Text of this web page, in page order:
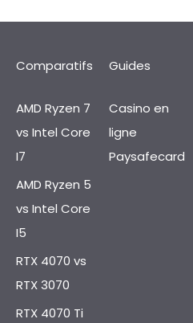
Comparatifs
AMD Ryzen 7
vs Intel Core
I7
AMD Ryzen 5
vs Intel Core
I5
RTX 4070 vs
RTX 3070
RTX 4070 Ti
Guides
Casino en
ligne
Paysafecard